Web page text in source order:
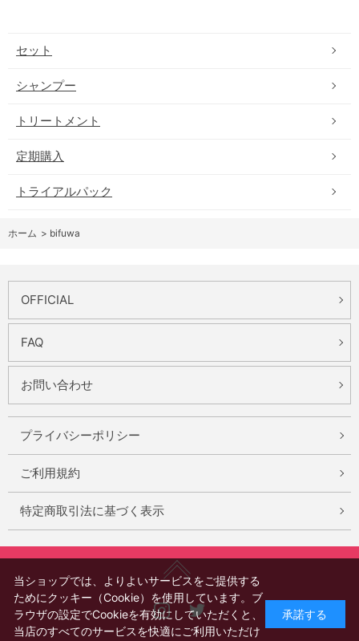
セット
シャンプー
トリートメント
定期購入
トライアルパック
ホーム > bifuwa
OFFICIAL
FAQ
お問い合わせ
プライバシーポリシー
ご利用規約
特定商取引法に基づく表示
Instagram
X
当ショップでは、よりよいサービスをご提供する
ためにクッキー（Cookie）を使用しています。ブ
ラウザの設定でCookieを有効にしていただくと、
当店のすべてのサービスを快適にご利用いただけ
承諾する